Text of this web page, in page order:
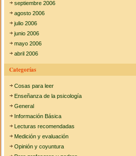
septiembre 2006
agosto 2006
julio 2006
junio 2006
mayo 2006
abril 2006
Categorías
Cosas para leer
Enseñanza de la psicología
General
Información Básica
Lecturas recomendadas
Medición y evaluación
Opinión y coyuntura